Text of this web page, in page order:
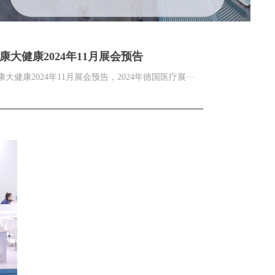
大健康2024年11月展会预告
大健康2024年11月展会预告，2024年德国医疗展···